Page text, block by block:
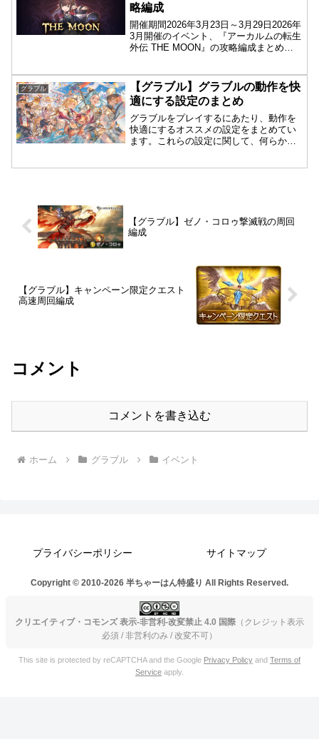
略編成
開催期間2026年3月23日～3月29日2026年
3月開催のイベント、『アーカルムの転生
外伝 THE MOON』の攻略編成まとめで
ブ枠ヴァイキング××××リミパー××...
グラブル
【グラブル】グラブルの動作を快
適にする設定のまとめ
グラブルをプレイするにあたり、動作を
快適にするオススメの設定をまとめてい
ます。これらの設定に関して、何らかの
【グラブル】ゼノ・コロゥ撃滅戦の周回
編成
【グラブル】キャンペーン限定クエスト
高速周回編成
コメント
コメントを書き込む
ホーム グラブル イベント
プライバシーポリシー サイトマップ
Copyright © 2010-2026 半ちゃーはん特盛り All Rights Reserved.
クリエイティブ・コモンズ 表示-非営利-改変禁止 4.0 国際 （クレジット表示
必須 / 非営利のみ / 改変不可）
This site is protected by reCAPTCHA and the Google Privacy Policy and Terms of
Service apply.